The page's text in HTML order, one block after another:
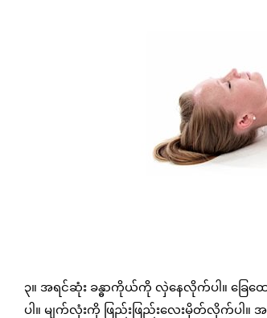
၃။ အရင်ဆုံး ခန္ဓာကိုယ်ကို လှဲနေလိုက်ပါ။ ခြေထ
ပါ။ မျက်လုံးကို ဖြည်းဖြည်းလေးမှိတ်လိုက်ပါ။ အ